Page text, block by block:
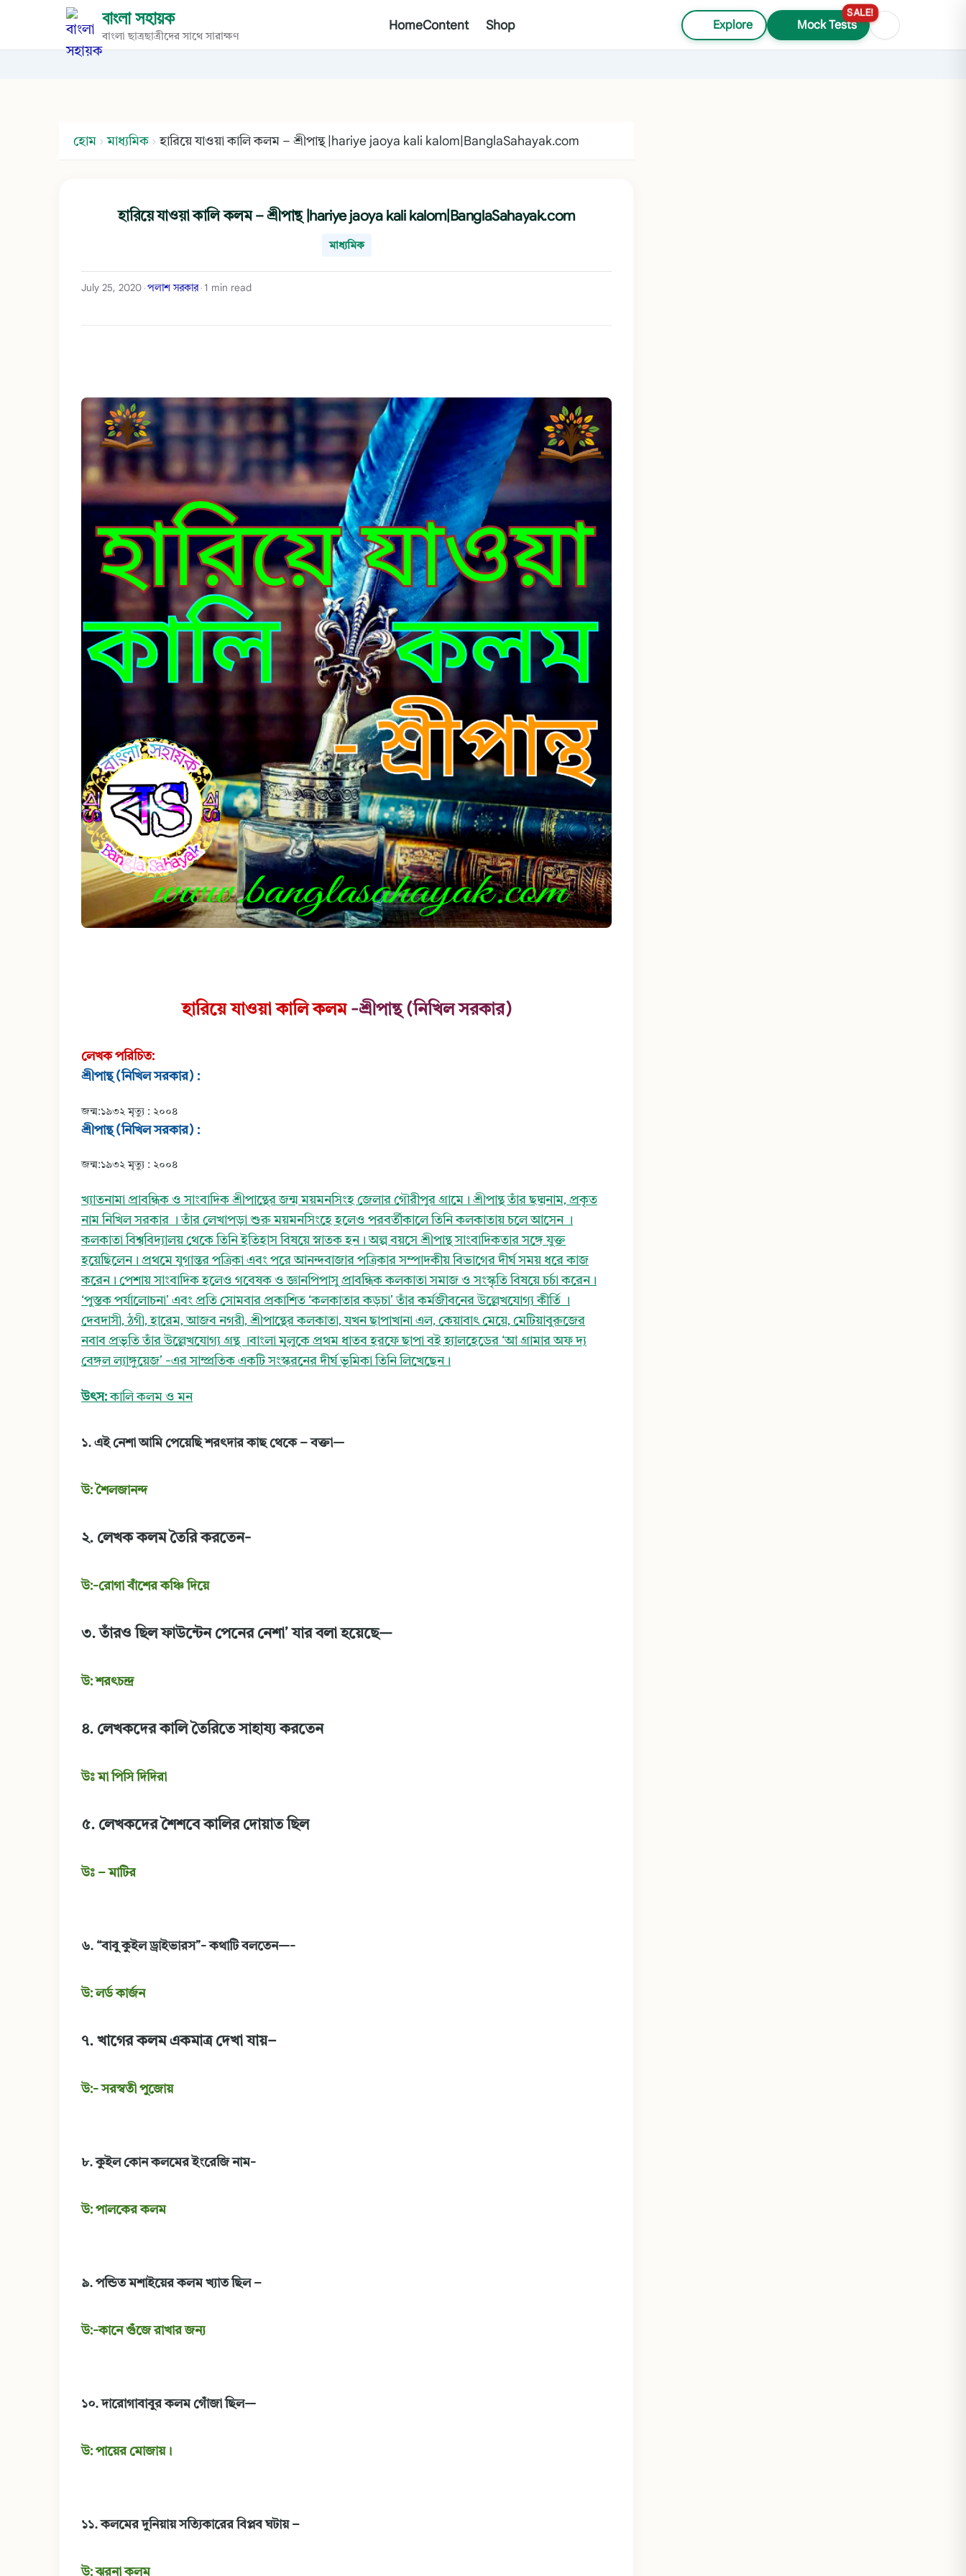
বাংলা সহায়ক
বাংলা ছাত্রছাত্রীদের সাথে সারাক্ষণ
HomeContent Shop Explore Mock Tests
SALE!
হোম › মাধ্যমিক › হারিয়ে যাওয়া কালি কলম – শ্রীপান্থ |hariye jaoya kali kalom|BanglaSahayak.com
হারিয়ে যাওয়া কালি কলম – শ্রীপান্থ |hariye jaoya kali kalom|BanglaSahayak.com
মাধ্যমিক
July 25, 2020 • পলাশ সরকার • 1 min read
হারিয়ে যাওয়া কালি কলম -শ্রীপান্থ (নিখিল সরকার)
লেখক পরিচিত:
শ্রীপান্থ (নিখিল সরকার) :
জন্ম:১৯৩২ মৃত্যু : ২০০৪
শ্রীপান্থ (নিখিল সরকার) :
জন্ম:১৯৩২ মৃত্যু : ২০০৪
খ্যাতনামা প্রাবন্ধিক ও সাংবাদিক শ্রীপান্থের জন্ম ময়মনসিংহ জেলার গৌরীপুর গ্রামে। শ্রীপান্থ তাঁর ছদ্মনাম, প্রকৃত
নাম নিখিল সরকার । তাঁর লেখাপড়া শুরু ময়মনসিংহে হলেও পরবর্তীকালে তিনি কলকাতায় চলে আসেন ।
কলকাতা বিশ্ববিদ্যালয় থেকে তিনি ইতিহাস বিষয়ে স্নাতক হন। অল্প বয়সে শ্রীপান্থ সাংবাদিকতার সঙ্গে যুক্ত
হয়েছিলেন। প্রথমে যুগান্তর পত্রিকা এবং পরে আনন্দবাজার পত্রিকার সম্পাদকীয় বিভাগের দীর্ঘ সময় ধরে কাজ
করেন। পেশায় সাংবাদিক হলেও গবেষক ও জ্ঞানপিপাসু প্রাবন্ধিক কলকাতা সমাজ ও সংস্কৃতি বিষয়ে চর্চা করেন।
‘পুস্তক পর্যালোচনা’ এবং প্রতি সোমবার প্রকাশিত ‘কলকাতার কড়চা’ তাঁর কর্মজীবনের উল্লেখযোগ্য কীর্তি ।
দেবদাসী, ঠগী, হারেম, আজব নগরী, শ্রীপান্থের কলকাতা, যখন ছাপাখানা এল, কেয়াবাৎ মেয়ে, মেটিয়াবুরুজের
নবাব প্রভৃতি তাঁর উল্লেখযোগ্য গ্রন্থ ।বাংলা মুলুকে প্রথম ধাতব হরফে ছাপা বই হ্যালহেডের ‘আ গ্রামার অফ দ্য
বেঙ্গল ল্যাঙ্গুয়েজ’ -এর সাম্প্রতিক একটি সংস্করনের দীর্ঘ ভূমিকা তিনি লিখেছেন।
উৎস:কালি কলম ও মন
১. এই নেশা আমি পেয়েছি শরৎদার কাছ থেকে – বক্তা—
উ: শৈলজানন্দ
২. লেখক কলম তৈরি করতেন-
উ:-রোগা বাঁশের কঞ্চি দিয়ে
৩. তাঁরও ছিল ফাউন্টেন পেনের নেশা’ যার বলা হয়েছে—
উ: শরৎচন্দ্র
৪. লেখকদের কালি তৈরিতে সাহায্য করতেন
উঃ মা পিসি দিদিরা
৫. লেখকদের শৈশবে কালির দোয়াত ছিল
উঃ – মাটির
৬. “বাবু কুইল ড্রাইভারস”- কথাটি বলতেন—-
উ: লর্ড কার্জন
৭. খাগের কলম একমাত্র দেখা যায়–
উ:- সরস্বতী পুজোয়
৮. কুইল কোন কলমের ইংরেজি নাম-
উ: পালকের কলম
৯. পন্ডিত মশাইয়ের কলম খ্যাত ছিল –
উ:-কানে গুঁজে রাখার জন্য
১০. দারোগাবাবুর কলম গোঁজা ছিল—
উ: পায়ের মোজায়।
১১. কলমের দুনিয়ায় সত্যিকারের বিপ্লব ঘটায় –
উ: ঝরনা কলম